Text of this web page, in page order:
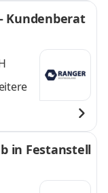
Kundenberat
in Festanstell